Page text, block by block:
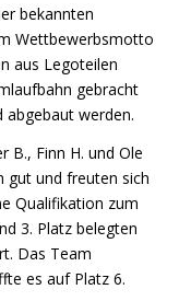
bekannten
Wettbewerbsmotto
aus Legoteilen
gebracht
werden.
B., Finn H. und Ole
gut und freuten sich
Qualifikation zum
3. Platz belegten
Das Team
es auf Platz 6.